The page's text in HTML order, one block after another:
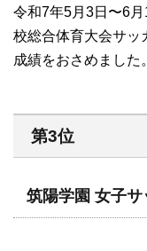
令和7年5月3日〜6
校総合体育大会サッ
成績をおさめました。
第3位
筑陽学園 女子サ